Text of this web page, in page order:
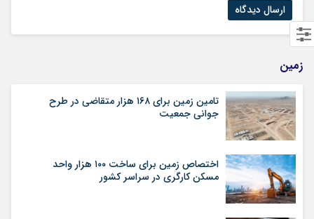
زمین
تامین زمین برای ۱۶۸ هزار متقاضی در طرح
جوانی جمعیت
اختصاص زمین برای ساخت ۱۰۰ هزار واحد
مسکن کارگری در سراسر کشور